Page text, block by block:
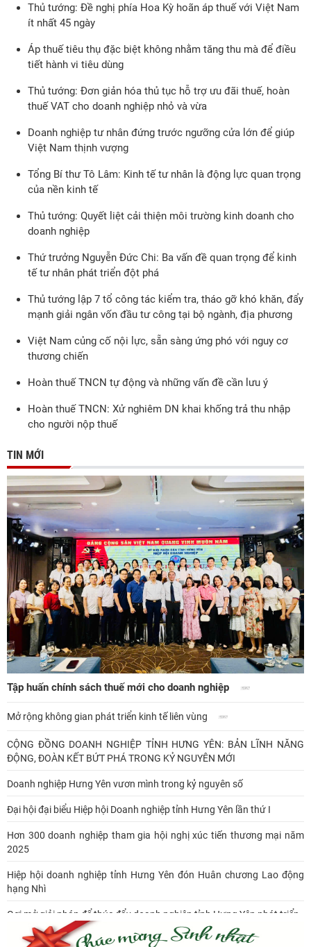
Thủ tướng: Đề nghị phía Hoa Kỳ hoãn áp thuế với Việt Nam
ít nhất 45 ngày
Áp thuế tiêu thụ đặc biệt không nhằm tăng thu mà để điều
tiết hành vi tiêu dùng
Thủ tướng: Đơn giản hóa thủ tục hỗ trợ ưu đãi thuế, hoàn
thuế VAT cho doanh nghiệp nhỏ và vừa
Doanh nghiệp tư nhân đứng trước ngưỡng cửa lớn để giúp
Việt Nam thịnh vượng
Tổng Bí thư Tô Lâm: Kinh tế tư nhân là động lực quan trọng
của nền kinh tế
Thủ tướng: Quyết liệt cải thiện môi trường kinh doanh cho
doanh nghiệp
Thứ trưởng Nguyễn Đức Chi: Ba vấn đề quan trọng để kinh
tế tư nhân phát triển đột phá
Thủ tướng lập 7 tổ công tác kiểm tra, tháo gỡ khó khăn, đẩy
mạnh giải ngân vốn đầu tư công tại bộ ngành, địa phương
Việt Nam củng cố nội lực, sẵn sàng ứng phó với nguy cơ
thương chiến
Hoàn thuế TNCN tự động và những vấn đề cần lưu ý
Hoàn thuế TNCN: Xử nghiêm DN khai khống trả thu nhập
cho người nộp thuế
TIN MỚI
Tập huấn chính sách thuế mới cho doanh nghiệp
Mở rộng không gian phát triển kinh tế liên vùng
CỘNG ĐỒNG DOANH NGHIỆP TỈNH HƯNG YÊN: BẢN LĨNH NĂNG
ĐỘNG, ĐOÀN KẾT BỨT PHÁ TRONG KỶ NGUYÊN MỚI
Doanh nghiệp Hưng Yên vươn mình trong kỷ nguyên số
Đại hội đại biểu Hiệp hội Doanh nghiệp tỉnh Hưng Yên lần thứ I
Hơn 300 doanh nghiệp tham gia hội nghị xúc tiến thương mại năm
2025
Hiệp hội doanh nghiệp tỉnh Hưng Yên đón Huân chương Lao động
hạng Nhì
Gợi mở giải pháp để thúc đẩy doanh nghiệp tỉnh Hưng Yên phát triển
Ông Đỗ Văn Vẻ là Chủ tịch Hiệp hội Doanh nghiệp tỉnh Hưng Yên